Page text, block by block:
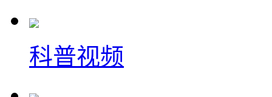
科普视频